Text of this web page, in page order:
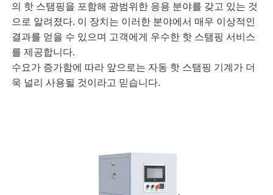
의 핫 스탬핑을 포함해 광범위한 응용 분야를 갖고 있는 것
으로 알려졌다. 이 장치는 이러한 분야에서 매우 이상적인
결과를 얻을 수 있으며 고객에게 우수한 핫 스탬핑 서비스
를 제공합니다.
수요가 증가함에 따라 앞으로는 자동 핫 스탬핑 기계가 더
욱 널리 사용될 것이라고 믿습니다.